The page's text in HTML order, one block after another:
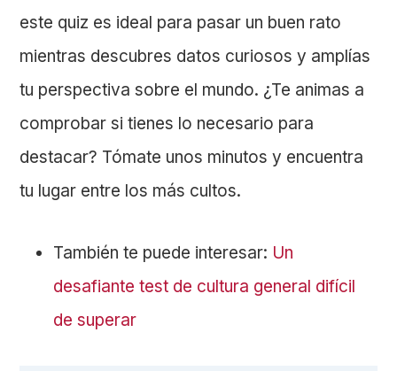
este quiz es ideal para pasar un buen rato
mientras descubres datos curiosos y amplías
tu perspectiva sobre el mundo. ¿Te animas a
comprobar si tienes lo necesario para
destacar? Tómate unos minutos y encuentra
tu lugar entre los más cultos.
También te puede interesar: Un
desafiante test de cultura general difícil
de superar